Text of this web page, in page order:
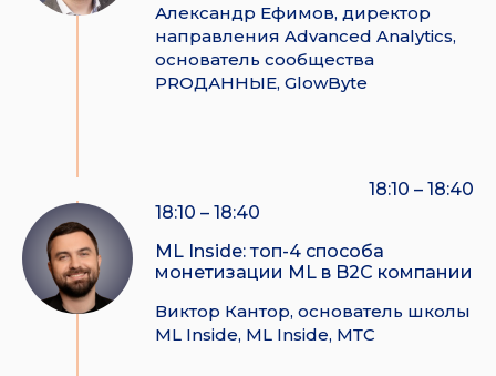
Александр Ефимов, директор
направления Advanced Analytics,
основатель сообщества
PROДАННЫЕ, GlowByte
18:10 – 18:40
18:10 – 18:40
ML Inside: топ-4 способа
монетизации ML в B2C компании
Виктор Кантор, основатель школы
ML Inside, ML Inside, МТС